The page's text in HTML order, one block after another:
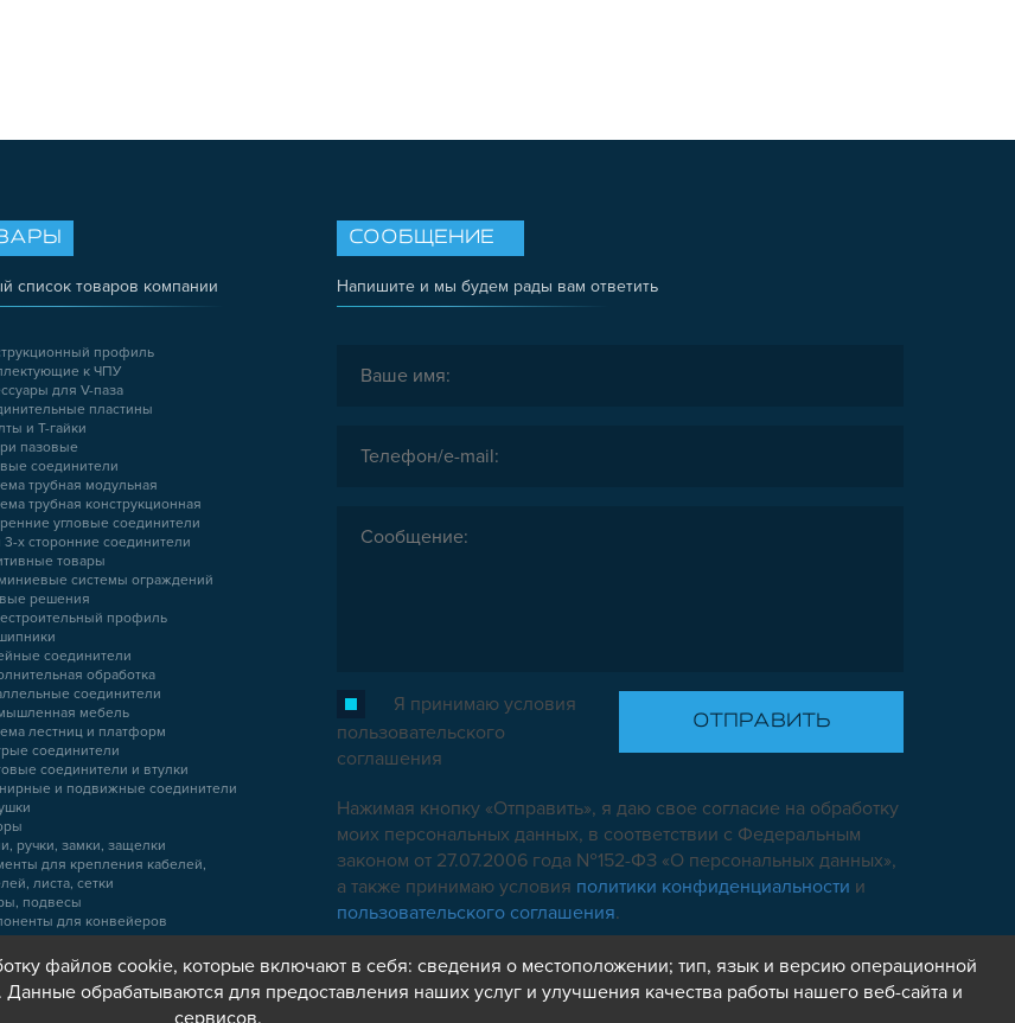
СООБЩЕНИЕ
Напишите и мы будем рады вам ответить
Я принимаю условия
пользовательского
соглашения
Нажимая кнопку «Отправить», я даю свое согласие на обработку
моих персональных данных, в соответствии с Федеральным
законом от 27.07.2006 года №152-ФЗ «О персональных данных»,
а также принимаю условия политики конфиденциальности и
пользовательского соглашения.
список товаров компании
профиль
к ЧПУ
для V-паза
пластины
и Т-гайки
пазовые
соединители
трубная модульная
трубная конструкционная
угловые соединители
3-х сторонние соединители
товары
системы ограждений
решения
профиль
соединители
обработка
соединители
мебель
лестниц и платформ
соединители
соединители и втулки
и подвижные соединители
ручки, замки, защелки
для крепления кабелей,
листа, сетки
подвесы
для конвейеров
крепеж
коробки
файлов cookie, которые включают в себя: сведения о местоположении; тип, язык и версию операционной
обрабатываются для предоставления наших услуг и улучшения качества работы нашего веб-сайта и
сервисов.